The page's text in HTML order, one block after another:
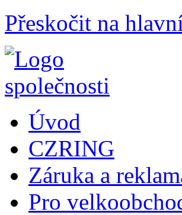
Přeskočit na
Úvod
CZRING
Záruka a
Pro